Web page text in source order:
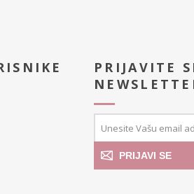
PRIJAVITE
PRIJAVI SE